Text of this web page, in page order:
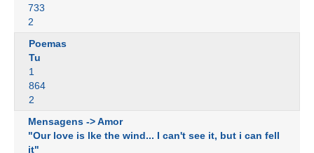
733
2
Poemas
Tu
1
864
2
Mensagens -> Amor
"Our love is lke the wind... I can't see it, but i can fell
it"